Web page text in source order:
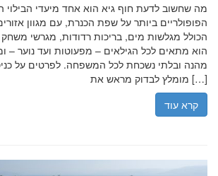
מה שחשוב לדעת חוף גיא הוא אחד מיעדי
הפופולריים ביותר על שפת הכנרת, עם מגוון
הכולל מגלשות מים, בריכות רדודות, מגרשי משחק
הוא מתאים לכל הגילאים – מפעוטות ועד נוער –
מהנה ובלתי נשכחת לכל המשפחה. לפרטים על
מומלץ לבדוק מראש את […]
קרא עוד